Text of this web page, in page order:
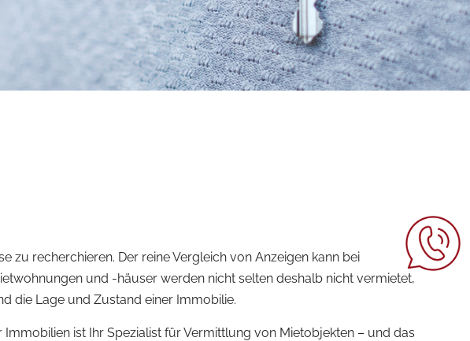
zu recherchieren. Der reine Vergleich von Anzeigen kann bei
und -häuser werden nicht selten deshalb nicht vermietet,
die Lage und Zustand einer Immobilie.
ist Ihr Spezialist für Vermittlung von Mietobjekten – und das